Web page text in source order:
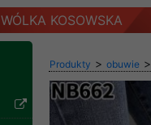
WÓLKA KOSOWSKA
Produkty > obuwie >